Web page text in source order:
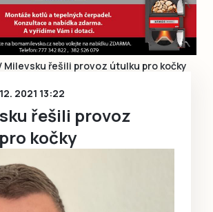
Přihlásit se
se přes Facebook
účet, chci se
Čtenáři píší
Speciální přílohy
Inzerce
Milevsku řešili provoz útulku pro kočky
2021 13:22
řešili provoz
kočky